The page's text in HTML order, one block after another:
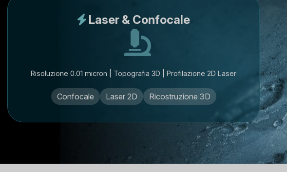
Laser & Confocale
Risoluzione 0.01 micron | Topografia 3D | Profilazione 2D Laser
Confocale Laser 2D Ricostruzione 3D